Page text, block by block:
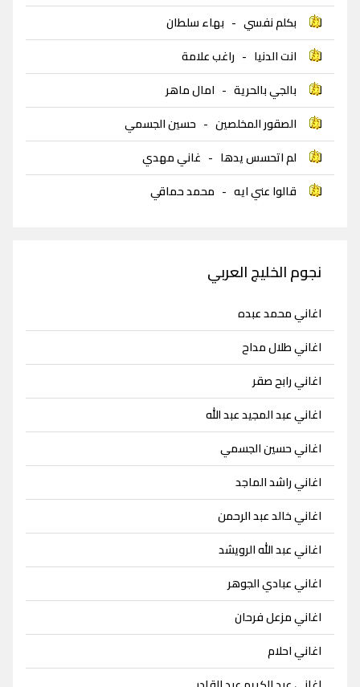
بكلم نفسي - بهاء سلطان
انت الدنيا - راغب علامة
بالجي بالحرية - امال ماهر
الصقور المخلصين - حسين الجسمي
لم اتحسس يدها - غاني مهدي
قالوا عني ايه - محمد حماقي
نجوم الخليج العربي
اغاني محمد عبده
اغاني طلال مداح
اغاني رابح صقر
اغاني عبد المجيد عبد الله
اغاني حسين الجسمي
اغاني راشد الماجد
اغاني خالد عبد الرحمن
اغاني عبد الله الرويشد
اغاني عبادي الجوهر
اغاني مزعل فرحان
اغاني احلام